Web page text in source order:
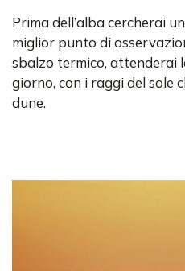
Prima dell’alba cercherai
miglior punto di
sbalzo termico, attenderai
giorno, con i raggi del sole
dune.